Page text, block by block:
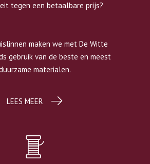
tegen een betaalbare prijs?
maken we met De Witte
gebruik van de beste en meest
materialen.
LEES MEER